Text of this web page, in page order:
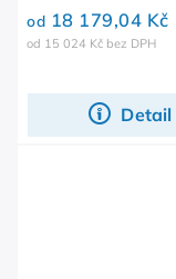
od 15 024 Kč bez DPH
od 18 179,04 Kč
Detail